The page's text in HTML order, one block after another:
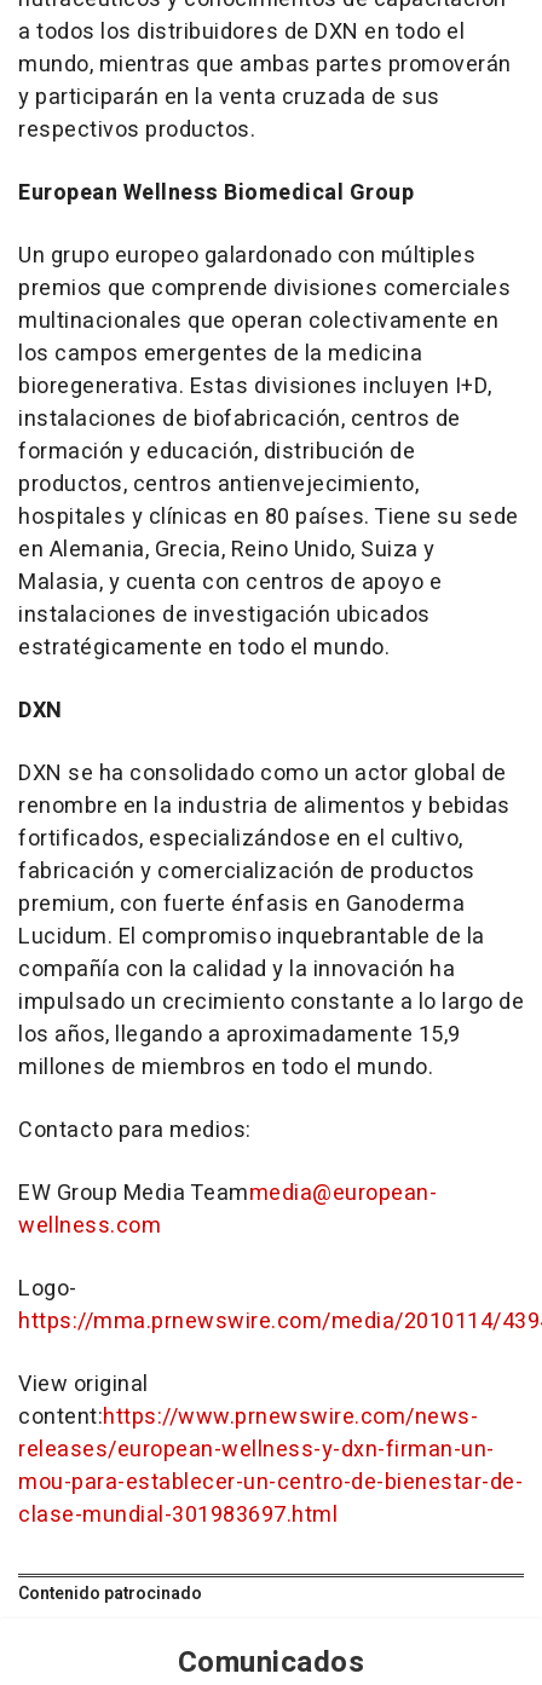
a todos los distribuidores de DXN en todo el
mundo, mientras que ambas partes promoverán
y participarán en la venta cruzada de sus
respectivos productos.
European Wellness Biomedical Group
Un grupo europeo galardonado con múltiples
premios que comprende divisiones comerciales
multinacionales que operan colectivamente en
los campos emergentes de la medicina
bioregenerativa. Estas divisiones incluyen I+D,
instalaciones de biofabricación, centros de
formación y educación, distribución de
productos, centros antienvejecimiento,
hospitales y clínicas en 80 países. Tiene su sede
en Alemania, Grecia, Reino Unido, Suiza y
Malasia, y cuenta con centros de apoyo e
instalaciones de investigación ubicados
estratégicamente en todo el mundo.
DXN
DXN se ha consolidado como un actor global de
renombre en la industria de alimentos y bebidas
fortificados, especializándose en el cultivo,
fabricación y comercialización de productos
premium, con fuerte énfasis en Ganoderma
Lucidum. El compromiso inquebrantable de la
compañía con la calidad y la innovación ha
impulsado un crecimiento constante a lo largo de
los años, llegando a aproximadamente 15,9
millones de miembros en todo el mundo.
Contacto para medios:
EW Group Media Teammedia@european-
wellness.com
Logo-
https://mma.prnewswire.com/media/2010114/
View original
content:https://www.prnewswire.com/news-
releases/european-wellness-y-dxn-firman-un-
mou-para-establecer-un-centro-de-bienestar-de-
clase-mundial-301983697.html
Contenido patrocinado
Comunicados